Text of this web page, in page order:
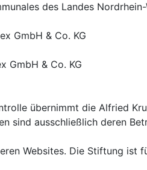
des Landes
GmbH & Co. KG
GmbH & Co. KG
übernimmt die Alfried
sind ausschließlich deren
Websites. Die Stiftung